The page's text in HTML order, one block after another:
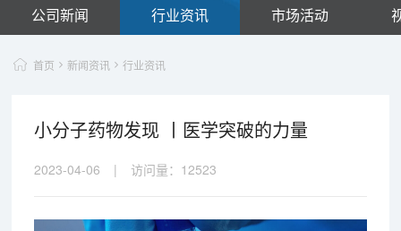
公司新闻 行业资讯 市场活动
首页 新闻资讯 行业资讯
小分子药物发现 丨医学突破的力量
2023-04-06 | 访问量： 12523